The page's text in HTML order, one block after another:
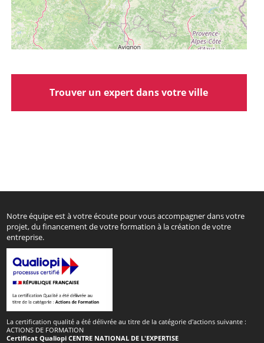
Trouver un expert dans votre ville
Notre équipe est à votre écoute pour vous accompagner dans votre
projet, du financement de votre formation à la création de votre
entreprise.
La certification qualité a été délivrée au titre de la catégorie d'actions suivante :
ACTIONS DE FORMATION
Certificat Qualiopi CENTRE NATIONAL DE L'EXPERTISE